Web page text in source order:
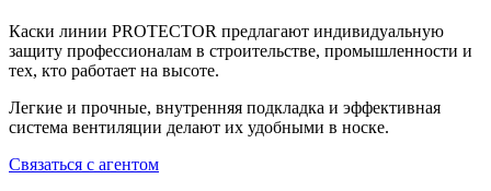
Каски линии PROTECTOR предлагают индивидуальную
защиту профессионалам в строительстве, промышленности и
тех, кто работает на высоте.
Легкие и прочные, внутренняя подкладка и эффективная
система вентиляции делают их удобными в носке.
Связаться с агентом